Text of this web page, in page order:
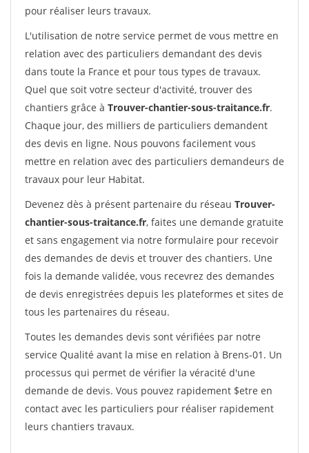
pour réaliser leurs travaux.
L'utilisation de notre service permet de vous mettre en
relation avec des particuliers demandant des devis
dans toute la France et pour tous types de travaux.
Quel que soit votre secteur d'activité, trouver des
chantiers grâce à Trouver-chantier-sous-traitance.fr.
Chaque jour, des milliers de particuliers demandent
des devis en ligne. Nous pouvons facilement vous
mettre en relation avec des particuliers demandeurs de
travaux pour leur Habitat.
Devenez dès à présent partenaire du réseau Trouver-
chantier-sous-traitance.fr, faites une demande gratuite
et sans engagement via notre formulaire pour recevoir
des demandes de devis et trouver des chantiers. Une
fois la demande validée, vous recevrez des demandes
de devis enregistrées depuis les plateformes et sites de
tous les partenaires du réseau.
Toutes les demandes devis sont vérifiées par notre
service Qualité avant la mise en relation à Brens-01. Un
processus qui permet de vérifier la véracité d'une
demande de devis. Vous pouvez rapidement $etre en
contact avec les particuliers pour réaliser rapidement
leurs chantiers travaux.